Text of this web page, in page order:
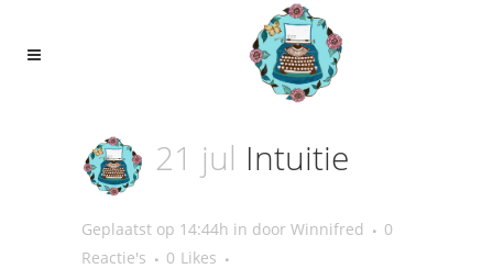
21 jul Intuitie
Geplaatst op 14:44h in door Winnifred
0
Reactie's
0 Likes